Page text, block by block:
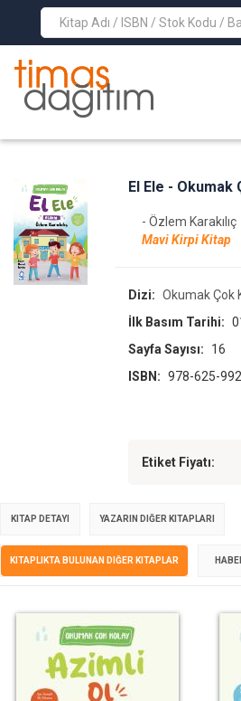
>
El Ele - Okumak
- Özlem Karakılıç
Mavi Kirpi Kitap
Dizi: Okumak Çok
İlk Basım Tarihi:
Sayfa Sayısı:
16
ISBN: 978-625-
Etiket Fiyatı:
KITAP DETAYI YAZARIN DIĞER KITAPLARI
KITAPLIKTA BULUNAN DIĞER KITAPLAR